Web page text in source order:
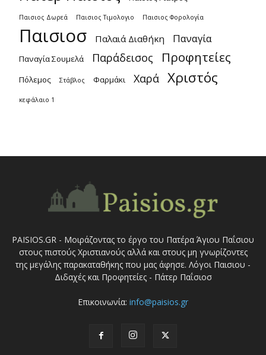
Παισιος Δωρεά Παισιος Τιμολογιο Παισιος Φορολογία
Παισιοσ Παλαιά Διαθήκη Παναγία
Παναγία Σουμελά Παράδεισος Προφητείες
Πόλεμος Στάβλος Φαρμάκι Χαρά Χριστός
κεφάλαιο 1
PAISIOS.GR - Μοιράζοντας το έργο του Πατέρα Άγιου Παΐσιου
στους πιστούς Χριστιανούς αλλά και στους μη γνωρίζοντες
της μεγάλης παρακαταθήκης που μας άφησε. Λόγοι Παισιου -
Διδαχές και Προφητείες - Πάτερ Παΐσιοσ
Επικοινωνία: info@paisios.gr